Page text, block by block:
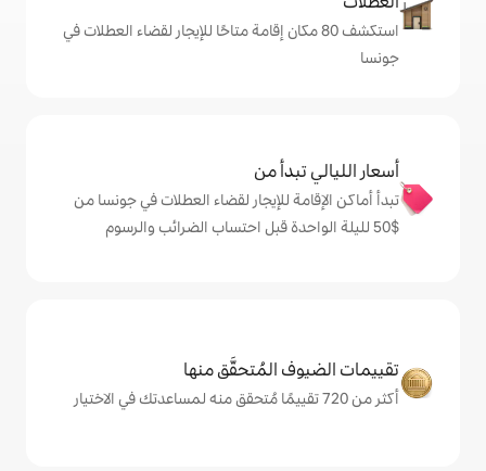
80 مكان إقامة متاحًا للإيجار لقضاء العطلات في
للإيجار لقضاء العطلات في جونسا من
المُتحقَّق منها